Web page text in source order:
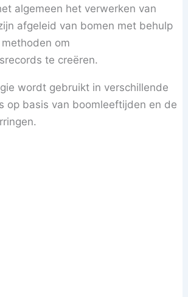
algemeen het verwerken van
afgeleid van bomen met behulp
om
te creëren.
wordt gebruikt in verschillende
op basis van boomleeftijden en de